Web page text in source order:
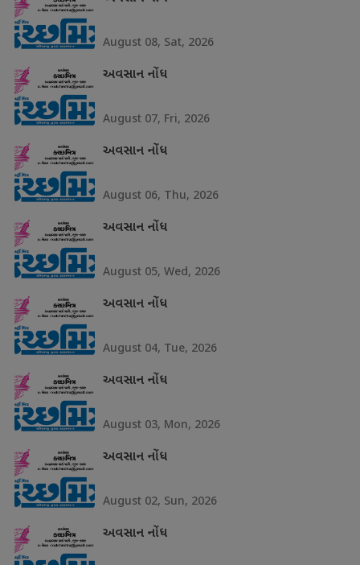
August 08, Sat, 2026
અવસાન નોંધ
August 07, Fri, 2026
અવસાન નોંધ
August 06, Thu, 2026
અવસાન નોંધ
August 05, Wed, 2026
અવસાન નોંધ
August 04, Tue, 2026
અવસાન નોંધ
August 03, Mon, 2026
અવસાન નોંધ
August 02, Sun, 2026
અવસાન નોંધ